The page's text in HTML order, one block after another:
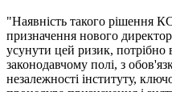
"Наявність такого рішення
призначення нового
усунути цей ризик, потрібно
законодавчому полі, з
незалежності інституту,